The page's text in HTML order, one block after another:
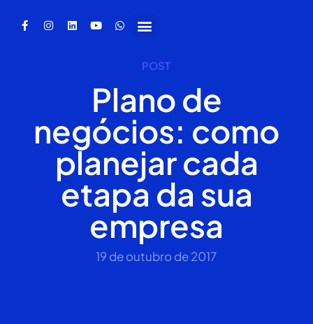
POST
Plano de
negócios: como
planejar cada
etapa da sua
empresa
19 de outubro de 2017